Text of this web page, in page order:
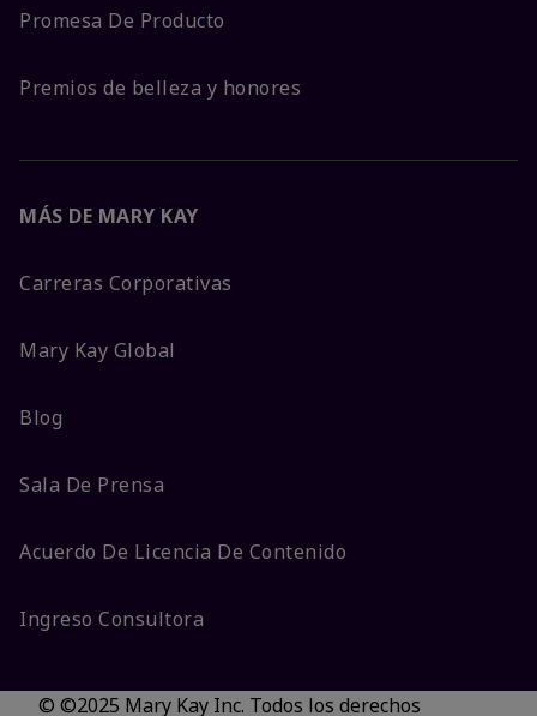
Promesa De Producto
Premios de belleza y honores
MÁS DE MARY KAY
Carreras Corporativas
Mary Kay Global
Blog
Sala De Prensa
Acuerdo De Licencia De Contenido
Ingreso Consultora
© ©2025 Mary Kay Inc. Todos los derechos